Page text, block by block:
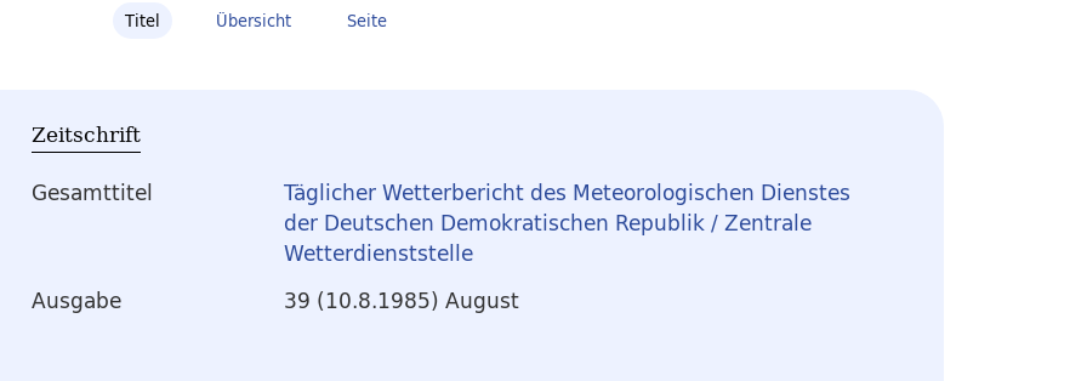
Titel Übersicht Seite
Zeitschrift
Gesamttitel
Täglicher Wetterbericht des Meteorologischen Dienstes
der Deutschen Demokratischen Republik / Zentrale
Wetterdienststelle
Ausgabe
39 (10.8.1985) August